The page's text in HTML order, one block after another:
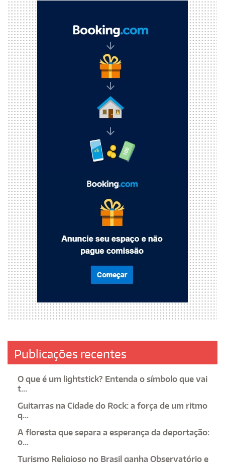
Publicações recentes
O que é um lightstick? Entenda o símbolo que vai
t...
Guitarras na Cidade do Rock: a força de um ritmo
q...
A floresta que separa a esperança da deportação:
o...
Turismo Religioso no Brasil ganha Observatório e